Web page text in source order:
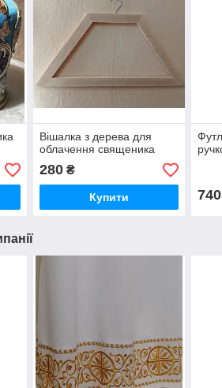
Вішалка з дерева для
облачення священика
280₴
Купити 740